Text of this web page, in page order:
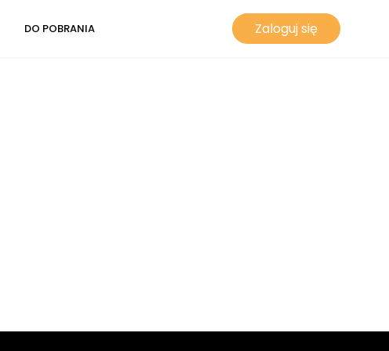
DO POBRANIA Zaloguj się